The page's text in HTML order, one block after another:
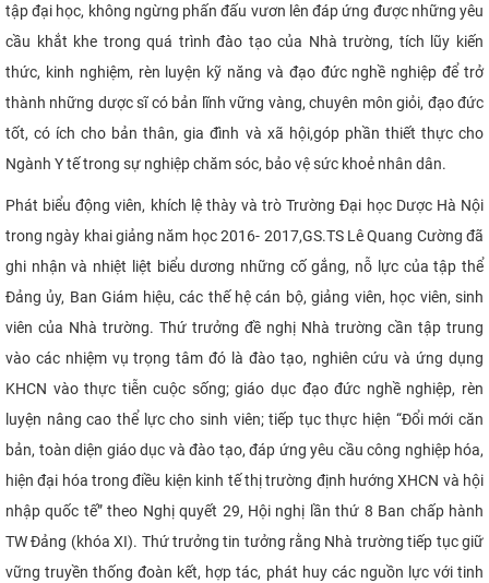
tập đại học, không ngừng phấn đấu vươn lên đáp ứng được những yêu
cầu khắt khe trong quá trình đào tạo của Nhà trường, tích lũy kiến
thức, kinh nghiệm, rèn luyện kỹ năng và đạo đức nghề nghiệp để trở
thành những dược sĩ có bản lĩnh vững vàng, chuyên môn giỏi, đạo đức
tốt, có ích cho bản thân, gia đình và xã hội,góp phần thiết thực cho
Ngành Y tế trong sự nghiệp chăm sóc, bảo vệ sức khoẻ nhân dân.
Phát biểu động viên, khích lệ thày và trò Trường Đại học Dược Hà Nội
trong ngày khai giảng năm học 2016- 2017,GS.TS Lê Quang Cường đã
ghi nhận và nhiệt liệt biểu dương những cố gắng, nỗ lực của tập thể
Đảng ủy, Ban Giám hiệu, các thế hệ cán bộ, giảng viên, học viên, sinh
viên của Nhà trường. Thứ trưởng đề nghị Nhà trường cần tập trung
vào các nhiệm vụ trọng tâm đó là đào tạo, nghiên cứu và ứng dụng
KHCN vào thực tiễn cuộc sống; giáo dục đạo đức nghề nghiệp, rèn
luyện nâng cao thể lực cho sinh viên; tiếp tục thực hiện “Đổi mới căn
bản, toàn diện giáo dục và đào tạo, đáp ứng yêu cầu công nghiệp hóa,
hiện đại hóa trong điều kiện kinh tế thị trường định hướng XHCN và hội
nhập quốc tế” theo Nghị quyết 29, Hội nghị lần thứ 8 Ban chấp hành
TW Đảng (khóa XI). Thứ trưởng tin tưởng rằng Nhà trường tiếp tục giữ
vững truyền thống đoàn kết, hợp tác, phát huy các nguồn lực với tinh